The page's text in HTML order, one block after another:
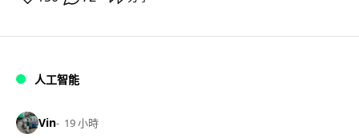
人工智能
Vin 19 小時